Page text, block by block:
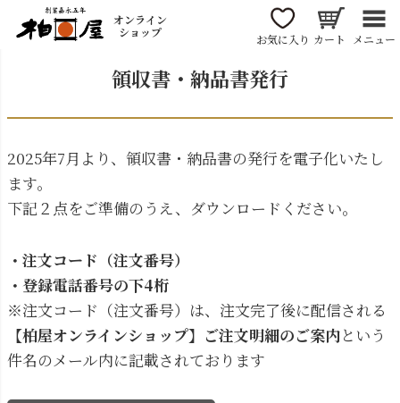
オンライン
ショップ
お気に入り カート メニュー
領収書・納品書発行
2025年7月より、領収書・納品書の発行を電子化いたし
ます。
下記２点をご準備のうえ、ダウンロードください。
・注文コード（注文番号）
・登録電話番号の下4桁
※注文コード（注文番号）は、注文完了後に配信される
【柏屋オンラインショップ】ご注文明細のご案内という
件名のメール内に記載されております